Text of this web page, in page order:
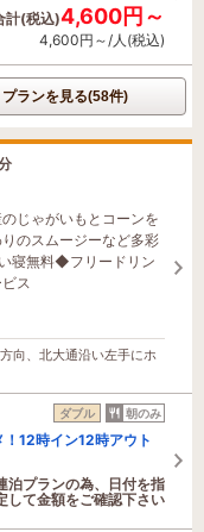
計(税込)4,600円～
4,600円～/人(税込)
プランを見る(58件)
じゃがいもとコーンを
のスムージーなど多彩
寝無料◆フリードリン
ス
向、北大通沿い左手にホ
ダブル 朝のみ
！12時イン12時アウト
泊プランの為、日付を指
して金額をご確認下さい